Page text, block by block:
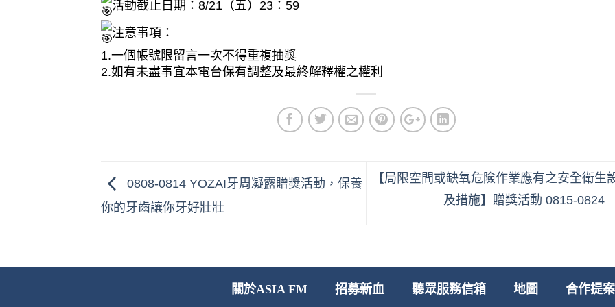
活動截止日期：8/21（五）23：59​
注意事項：​
1.一個帳號限留言一次不得重複抽獎​
2.如有未盡事宜本電台保有調整及最終解釋權之權利
0808-0814 YOZAI牙周凝露贈獎活動，保養
你的牙齒讓你牙好壯壯
【局限空間或缺氧危險作業應有之安全衛生
及措施】贈獎活動 0815-0824
關於ASIA FM 招募新血 聽眾服務信箱 地圖 合作提案